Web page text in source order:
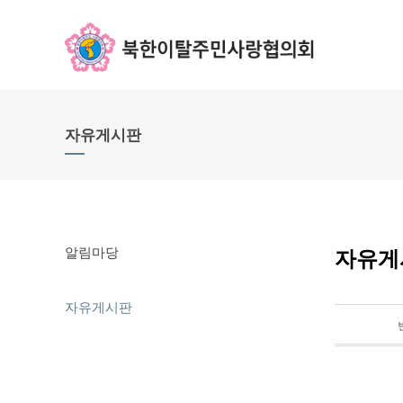
자유게시판
알림마당
자유게시판
자유